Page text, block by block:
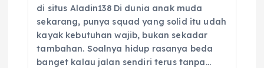
di situs Aladin138 Di dunia anak muda
sekarang, punya squad yang solid itu udah
kayak kebutuhan wajib, bukan sekadar
tambahan. Soalnya hidup rasanya beda
banget kalau jalan sendiri terus tanpa…